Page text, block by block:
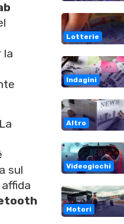
la
sul
Lotterie
Indagini
Altro
Videogiochi
Motori